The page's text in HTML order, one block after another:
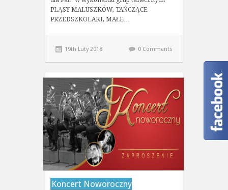
PLĄSY MALUSZKÓW, TAŃCZĄCE
PRZEDSZKOLAKI, MAŁE…
19th Luty 2018 0 Comments
Koncert Noworoczny